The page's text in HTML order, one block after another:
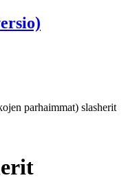
parhaimmat) slasherit